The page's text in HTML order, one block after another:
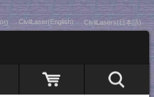
) CivilLaser(English) CivilLasers(日本語)